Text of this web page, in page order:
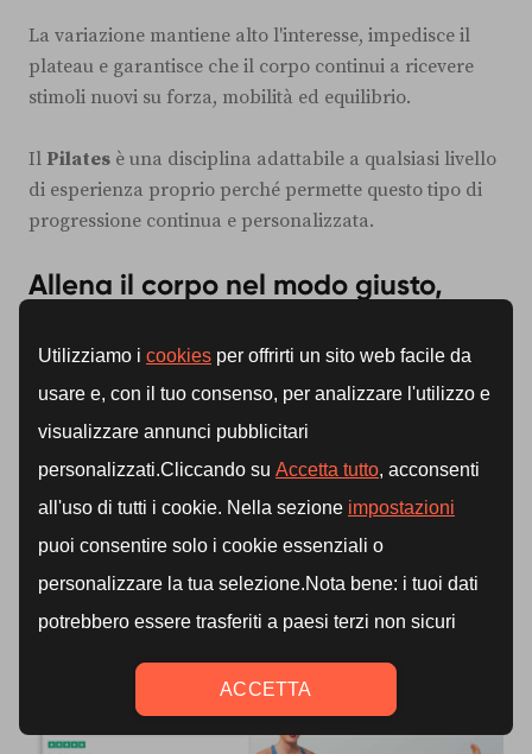
La variazione mantiene alto l'interesse, impedisce il
plateau e garantisce che il corpo continui a ricevere
stimoli nuovi su forza, mobilità ed equilibrio.
Il Pilates è una disciplina adattabile a qualsiasi livello
di esperienza proprio perché permette questo tipo di
progressione continua e personalizzata.
Allena il corpo nel modo giusto,
IlPilates con attrezzinon richiede una palestra
attrezzata.
progressivamente, un paio di accessori ben scelti, puoi
costruire un allenamento completo che migliora forza,
mobilità e postura, tutto da casa.